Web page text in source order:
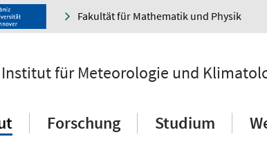
Fakultät für Mathematik und Physik
Institut für Meteorologie und
Forschung Studium